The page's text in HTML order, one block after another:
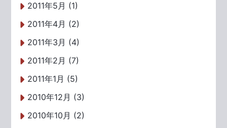
2011年5月 (1)
2011年4月 (2)
2011年3月 (4)
2011年2月 (7)
2011年1月 (5)
2010年12月 (3)
2010年10月 (2)